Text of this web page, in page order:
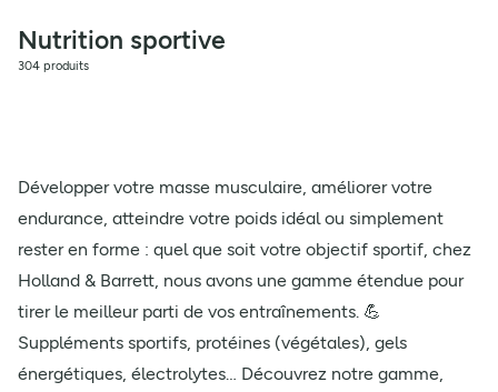
Nutrition sportive
304 produits
Développer votre masse musculaire, améliorer votre
endurance, atteindre votre poids idéal ou simplement
rester en forme : quel que soit votre objectif sportif, chez
Holland & Barrett, nous avons une gamme étendue pour
tirer le meilleur parti de vos entraînements. 💪
Suppléments sportifs, protéines (végétales), gels
énergétiques, électrolytes… Découvrez notre gamme,